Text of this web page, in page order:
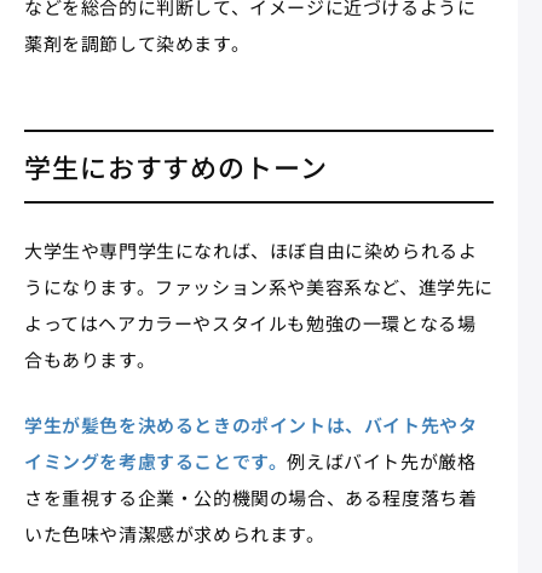
などを総合的に判断して、イメージに近づけるように
薬剤を調節して染めます。
学生におすすめのトーン
大学生や専門学生になれば、ほぼ自由に染められるよ
うになります。ファッション系や美容系など、進学先に
よってはヘアカラーやスタイルも勉強の一環となる場
合もあります。
学生が髪色を決めるときのポイントは、バイト先やタ
イミングを考慮することです。例えばバイト先が厳格
さを重視する企業・公的機関の場合、ある程度落ち着
いた色味や清潔感が求められます。